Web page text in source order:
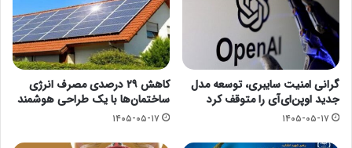
گرانی امنیت سایبری، توسعه مدل
جدید اوپن‌ای‌آی را متوقف کرد
۱۴۰۵-۰۵-۱۷
کاهش ۲۹ درصدی مصرف انرژی
ساختمان‌ها با یک طراحی هوشمند
۱۴۰۵-۰۵-۱۷